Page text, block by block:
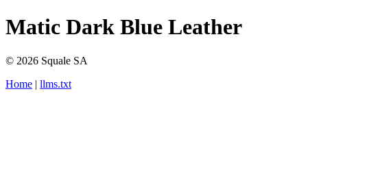
Matic Dark Blue Leather
© 2026 Squale SA
Home | llms.txt